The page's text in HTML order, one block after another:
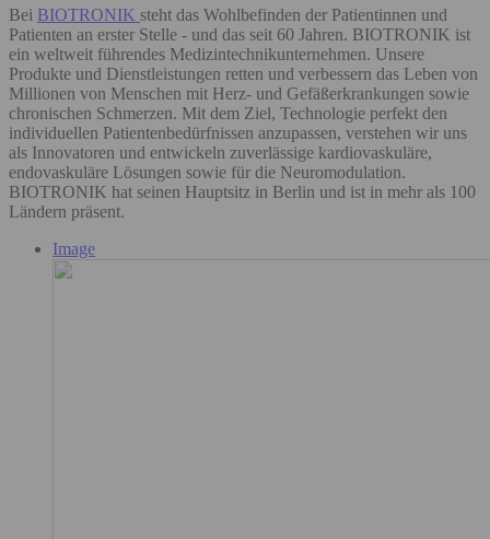
Bei BIOTRONIK steht das Wohlbefinden der Patientinnen und
Patienten an erster Stelle - und das seit 60 Jahren. BIOTRONIK ist
ein weltweit führendes Medizintechnikunternehmen. Unsere
Produkte und Dienstleistungen retten und verbessern das Leben von
Millionen von Menschen mit Herz- und Gefäßerkrankungen sowie
chronischen Schmerzen. Mit dem Ziel, Technologie perfekt den
individuellen Patientenbedürfnissen anzupassen, verstehen wir uns
als Innovatoren und entwickeln zuverlässige kardiovaskuläre,
endovaskuläre Lösungen sowie für die Neuromodulation.
BIOTRONIK hat seinen Hauptsitz in Berlin und ist in mehr als 100
Ländern präsent.
Image